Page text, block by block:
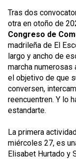
Tras dos
otra en otoño de
Congreso de
madrileña de El
largo y ancho de
marcha
el objetivo de que
conversen,
reencuentren. Y lo
estandarte.
La primera
miércoles 27, es
Elisabet Hurtado y